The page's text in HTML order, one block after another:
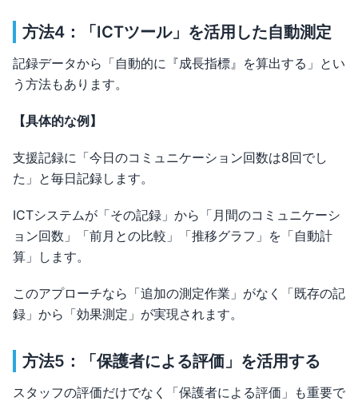
方法4：「ICTツール」を活用した自動測定
記録データから「自動的に『成長指標』を算出する」とい
う方法もあります。
【具体的な例】
支援記録に「今日のコミュニケーション回数は8回でし
た」と毎日記録します。
ICTシステムが「その記録」から「月間のコミュニケーシ
ョン回数」「前月との比較」「推移グラフ」を「自動計
算」します。
このアプローチなら「追加の測定作業」がなく「既存の記
録」から「効果測定」が実現されます。
方法5：「保護者による評価」を活用する
スタッフの評価だけでなく「保護者による評価」も重要で